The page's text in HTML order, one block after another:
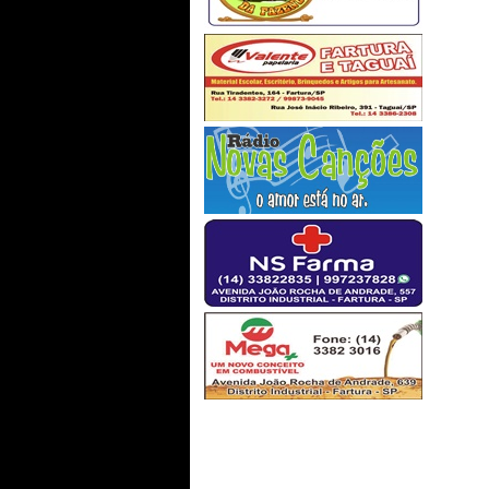
pódio quem usa as derrotas para
alcançá-lo. Só é digno da
sabedoria quem usa as lágrimas
para irrigá-la. Os frágeis usam a
força; os fortes, a inteligência.
Seja um sonhador, mas una
seus sonhos com disciplina,
Pois sonhos sem disciplina
produzem pessoas frustradas.
Seja um debatedor de ideia...
renata - fartura sp/são paulo
26/09/2019 - 11:56
-----------------------
O programa No Caminho da
Providencia foi maravilhoso.
Parabéns...
Regina - Juiz de Fora/MG
23/09/2019 - 15:58
-----------------------
Oiê irmá Cida!!! Estou aprendendo muito
período de METANÓIA (Conversão). É o